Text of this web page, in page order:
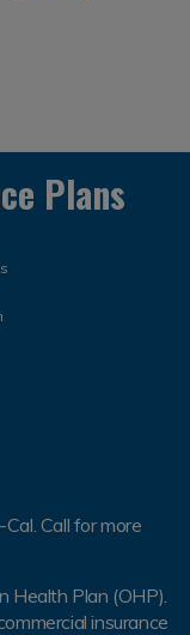
Plans
Call for more
Health Plan (OHP).
insurance